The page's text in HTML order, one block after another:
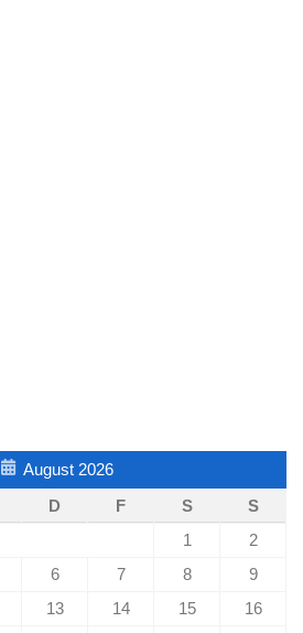
August 2026
D F S
S
1
2
6 7 8
9
13 14 15
16